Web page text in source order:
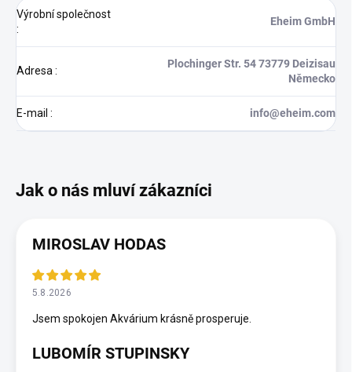
Výrobní společnost
:
Eheim GmbH
Adresa :
Plochinger Str. 54 73779 Deizisau
Německo
E-mail : info@eheim.com
MIROSLAV HODAS
5.8.2026
Jsem spokojen Akvárium krásně prosperuje.
LUBOMÍR STUPINSKY